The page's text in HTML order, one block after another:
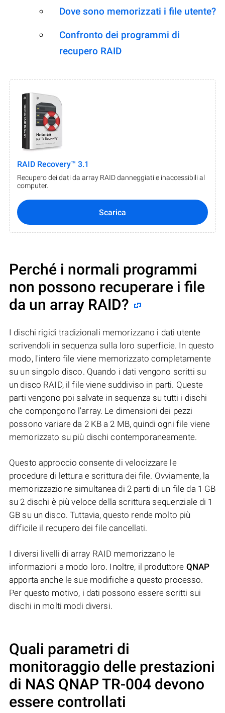
Dove sono memorizzati i file utente?
Confronto dei programmi di
recupero RAID
RAID Recovery™ 3.1
Recupero dei dati da array RAID danneggiati e inaccessibili al
computer.
Scarica
Perché i normali programmi
non possono recuperare i file
da un array RAID?
I dischi rigidi tradizionali memorizzano i dati utente
scrivendoli in sequenza sulla loro superficie. In questo
modo, l'intero file viene memorizzato completamente
su un singolo disco. Quando i dati vengono scritti su
un disco RAID, il file viene suddiviso in parti. Queste
parti vengono poi salvate in sequenza su tutti i dischi
che compongono l'array. Le dimensioni dei pezzi
possono variare da 2 KB a 2 MB, quindi ogni file viene
memorizzato su più dischi contemporaneamente.
Questo approccio consente di velocizzare le
procedure di lettura e scrittura dei file. Ovviamente, la
memorizzazione simultanea di 2 parti di un file da 1 GB
su 2 dischi è più veloce della scrittura sequenziale di 1
GB su un disco. Tuttavia, questo rende molto più
difficile il recupero dei file cancellati.
I diversi livelli di array RAID memorizzano le
informazioni a modo loro. Inoltre, il produttore QNAP
apporta anche le sue modifiche a questo processo.
Per questo motivo, i dati possono essere scritti sui
dischi in molti modi diversi.
Quali parametri di
monitoraggio delle prestazioni
di NAS QNAP TR-004 devono
essere controllati